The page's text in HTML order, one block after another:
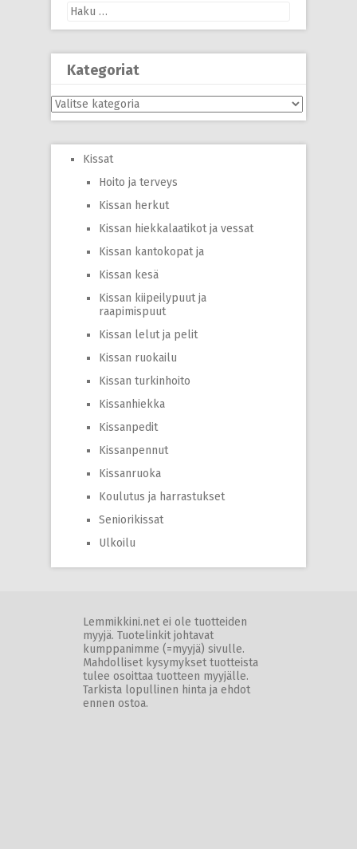
Haku:
Kategoriat
Kategoriat
Kissat
Hoito ja terveys
Kissan herkut
Kissan hiekkalaatikot ja vessat
Kissan kantokopat ja
Kissan kesä
Kissan kiipeilypuut ja
raapimispuut
Kissan lelut ja pelit
Kissan ruokailu
Kissan turkinhoito
Kissanhiekka
Kissanpedit
Kissanpennut
Kissanruoka
Koulutus ja harrastukset
Seniorikissat
Ulkoilu
Lemmikkini.net ei ole tuotteiden
myyjä. Tuotelinkit johtavat
kumppanimme (=myyjä) sivulle.
Mahdolliset kysymykset tuotteista
tulee osoittaa tuotteen myyjälle.
Tarkista lopullinen hinta ja ehdot
ennen ostoa.